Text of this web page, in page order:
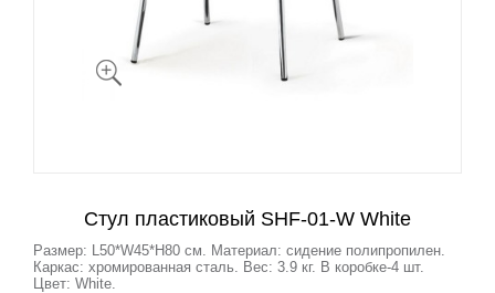
Стул пластиковый SHF-01-W White
Размер: L50*W45*H80 см. Материал: сидение полипропилен.
Каркас: хромированная сталь. Вес: 3.9 кг. В коробке-4 шт.
Цвет: White.